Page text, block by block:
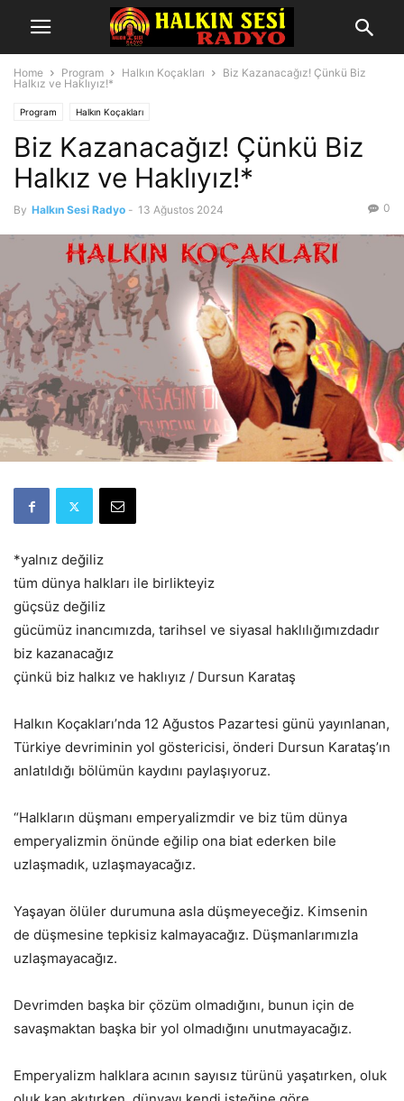
Home Program Halkın Koçakları
Biz Kazanacağız! Çünkü Biz
Halkız ve Haklıyız!*
Program Halkın Koçakları
Biz Kazanacağız! Çünkü Biz
Halkız ve Haklıyız!*
By Halkın Sesi Radyo - 13 Ağustos 2024 0
*yalnız değiliz
tüm dünya halkları ile birlikteyiz
güçsüz değiliz
gücümüz inancımızda, tarihsel ve siyasal haklılığımızdadır
biz kazanacağız
çünkü biz halkız ve haklıyız / Dursun Karataş
Halkın Koçakları’nda 12 Ağustos Pazartesi günü yayınlanan,
Türkiye devriminin yol göstericisi, önderi Dursun Karataş’ın
anlatıldığı bölümün kaydını paylaşıyoruz.
“Halkların düşmanı emperyalizmdir ve biz tüm dünya
emperyalizmin önünde eğilip ona biat ederken bile
uzlaşmadık, uzlaşmayacağız.
Yaşayan ölüler durumuna asla düşmeyeceğiz. Kimsenin
de düşmesine tepkisiz kalmayacağız. Düşmanlarımızla
uzlaşmayacağız.
Devrimden başka bir çözüm olmadığını, bunun için de
savaşmaktan başka bir yol olmadığını unutmayacağız.
Emperyalizm halklara acının sayısız türünü yaşatırken, oluk